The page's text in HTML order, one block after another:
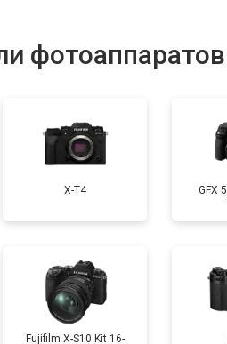
матрицы
X-T4
GFX
Fujifilm X-S10 Kit 16-